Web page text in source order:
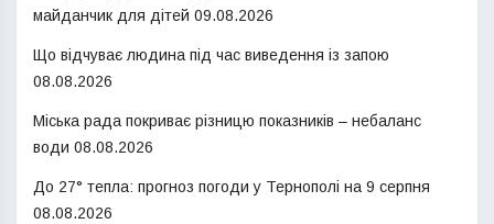
майданчик для дітей 09.08.2026
Що відчуває людина під час виведення із запою
08.08.2026
Міська рада покриває різницю показників – небаланс
води 08.08.2026
До 27° тепла: прогноз погоди у Тернополі на 9 серпня
08.08.2026